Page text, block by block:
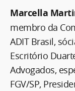
Marcella
membro da
ADIT Brasil,
Escritório
Advogados,
FGV/SP,